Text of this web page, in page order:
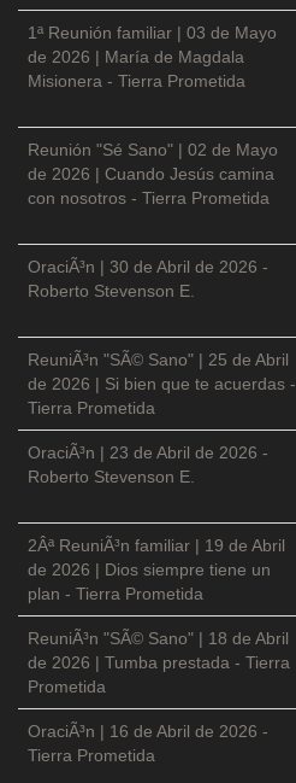
1ª Reunión familiar | 03 de Mayo
de 2026 | María de Magdala
Misionera - Tierra Prometida
Reunión "Sé Sano" | 02 de Mayo
de 2026 | Cuando Jesús camina
con nosotros - Tierra Prometida
OraciÃ³n | 30 de Abril de 2026 -
Roberto Stevenson E.
ReuniÃ³n "SÃ© Sano" | 25 de Abril
de 2026 | Si bien que te acuerdas -
Tierra Prometida
OraciÃ³n | 23 de Abril de 2026 -
Roberto Stevenson E.
2Âª ReuniÃ³n familiar | 19 de Abril
de 2026 | Dios siempre tiene un
plan - Tierra Prometida
ReuniÃ³n "SÃ© Sano" | 18 de Abril
de 2026 | Tumba prestada - Tierra
Prometida
OraciÃ³n | 16 de Abril de 2026 -
Tierra Prometida